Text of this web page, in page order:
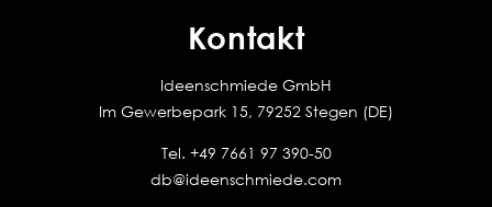
Kontakt
Ideenschmiede GmbH
Im Gewerbepark 15, 79252 Stegen (DE)
Tel. +49 7661 97 390-50
db@ideenschmiede.com